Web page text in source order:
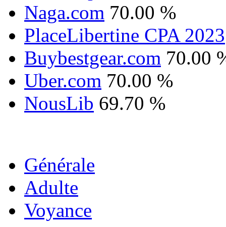
Naga.com 70.00 %
PlaceLibertine CPA 2023
Buybestgear.com 70.00
Uber.com 70.00 %
NousLib 69.70 %
Générale
Adulte
Voyance